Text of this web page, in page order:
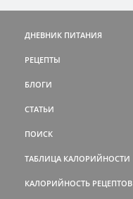
ДНЕВНИК ПИТАНИЯ
РЕЦЕПТЫ
БЛОГИ
СТАТЬИ
ПОИСК
ТАБЛИЦА КАЛОРИЙНОСТИ
КАЛОРИЙНОСТЬ РЕЦЕПТОВ